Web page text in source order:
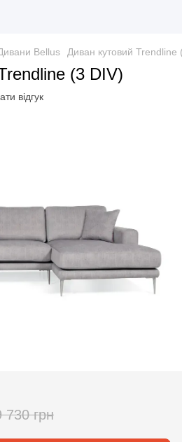
Bellus Диван кутовий Trendline
(3 DIV)
відгук
730 грн